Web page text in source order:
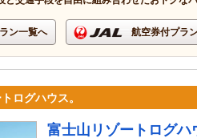
ン一覧へ 航空券付プラ
ログハウス。
富士山リゾートログ